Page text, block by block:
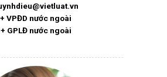
+ VPĐD nước ngoài
+ GPLĐ nước ngoài